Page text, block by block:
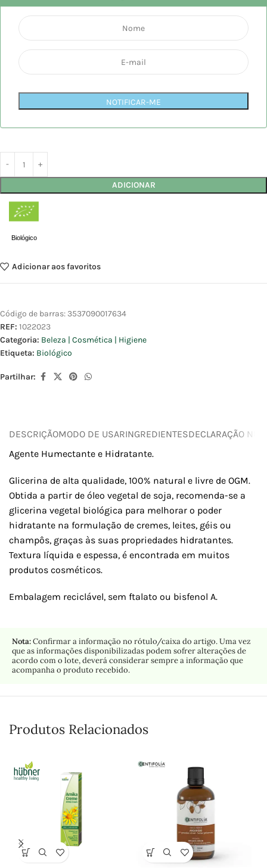
NOTIFICAR-ME
ADICIONAR
Biológico
Adicionar aos favoritos
Código de barras: 3537090017634
REF: 1022023
Categoria: Beleza | Cosmética | Higiene
Etiqueta: Biológico
Partilhar:
DESCRIÇÃOMODO DE USARINGREDIENTESDECLARAÇÃO
Agente Humectante e Hidratante.
Glicerina de alta qualidade, 100% natural e livre de OGM.
Obtida a partir de óleo vegetal de soja, recomenda-se a
glicerina vegetal biológica para melhorar o poder
hidratante na formulação de cremes, leites, géis ou
champôs, graças às suas propriedades hidratantes.
Textura líquida e espessa, é encontrada em muitos
produtos cosméticos.
Embalagem reciclável, sem ftalato ou bisfenol A.
Nota:Confirmar a informação no rótulo/caixa do artigo. Uma vez
que as informações disponibilizadas podem sofrer alterações de
acordo com o lote, deverá considerar sempre a informação que
acompanha o produto recebido.
Produtos Relacionados